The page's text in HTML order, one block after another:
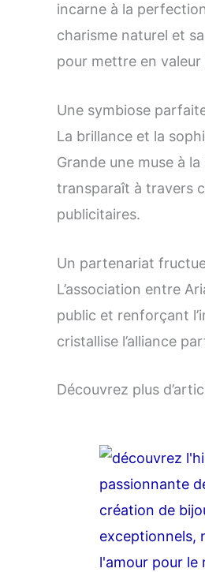
incarne à la
charisme naturel et
pour mettre en
Une symbiose
La brillance et la
Grande une muse à
transparaît à travers
publicitaires.
Un partenariat
L’association entre
public et renforçant
cristallise l’alliance
Découvrez plus